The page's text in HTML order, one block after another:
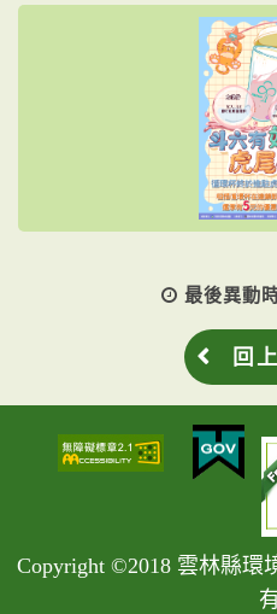
最後異動
回
Copyright ©2018 雲林縣環